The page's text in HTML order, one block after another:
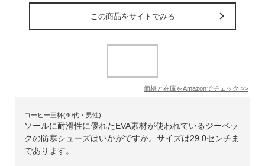
この商品をサイトでみる
価格と在庫をAmazonでチェック >>
コーヒー三杯(40代・男性)
ソールに耐滑性に優れたEVA素材が使われているジーベッ
クの防寒シューズはいかがですか。サイズは29.0センチま
であります。